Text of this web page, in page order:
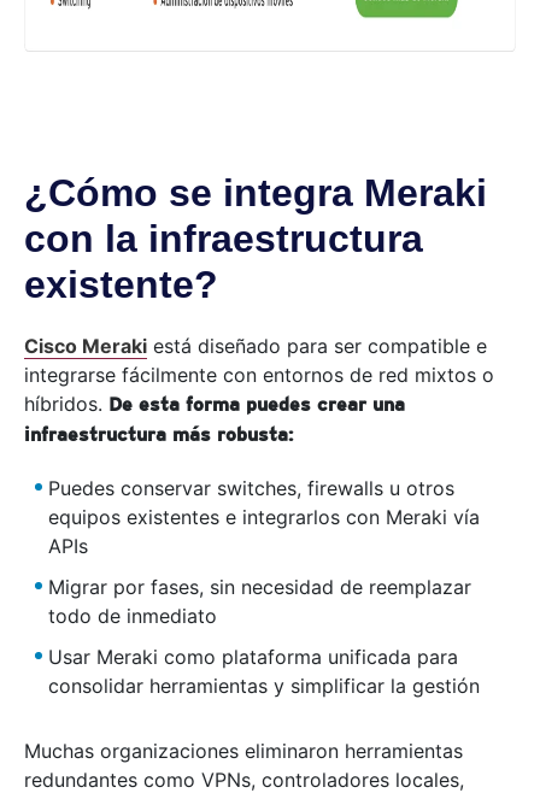
¿Cómo se integra Meraki
con la infraestructura
existente?
Cisco Meraki está diseñado para ser compatible e
integrarse fácilmente con entornos de red mixtos o
híbridos. De esta forma puedes crear una
infraestructura más robusta:
Puedes conservar switches, firewalls u otros
equipos existentes e integrarlos con Meraki vía
APIs
Migrar por fases, sin necesidad de reemplazar
todo de inmediato
Usar Meraki como plataforma unificada para
consolidar herramientas y simplificar la gestión
Muchas organizaciones eliminaron herramientas
redundantes como VPNs, controladores locales,